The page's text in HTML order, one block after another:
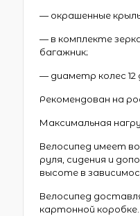
— окрашенные
— в комплекте
багажник;
— диаметр колес 12
Рекомендован на
Максимальная
Велосипед имеет
руля, сидения и
высоте в
Велосипед
картонной коробке.